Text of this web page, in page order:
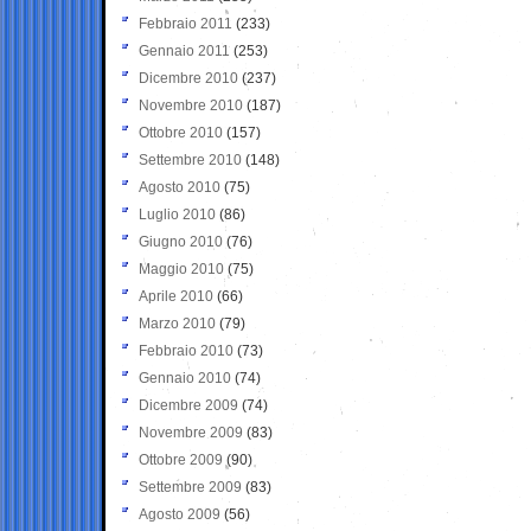
Febbraio 2011 (233)
Gennaio 2011 (253)
Dicembre 2010 (237)
Novembre 2010 (187)
Ottobre 2010 (157)
Settembre 2010 (148)
Agosto 2010 (75)
Luglio 2010 (86)
Giugno 2010 (76)
Maggio 2010 (75)
Aprile 2010 (66)
Marzo 2010 (79)
Febbraio 2010 (73)
Gennaio 2010 (74)
Dicembre 2009 (74)
Novembre 2009 (83)
Ottobre 2009 (90)
Settembre 2009 (83)
Agosto 2009 (56)